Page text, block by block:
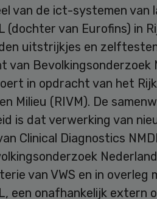
van de ict-systemen van
(dochter van Eurofins) in
uitstrijkjes en
van Bevolkingsonderzoek
in opdracht van het
Milieu (RIVM). De
is dat verwerking van
Clinical Diagnostics
van VWS en in overleg
een onafhankelijk extern